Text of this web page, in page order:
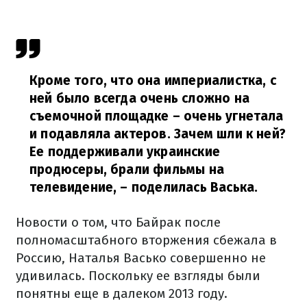
Кроме того, что она империалистка, с
ней было всегда очень сложно на
съемочной площадке – очень угнетала
и подавляла актеров. Зачем шли к ней?
Ее поддерживали украинские
продюсеры, брали фильмы на
телевидение, – поделилась Васька.
Новости о том, что Байрак после
полномасштабного вторжения сбежала в
Россию, Наталья Васько совершенно не
удивилась. Поскольку ее взгляды были
понятны еще в далеком 2013 году.